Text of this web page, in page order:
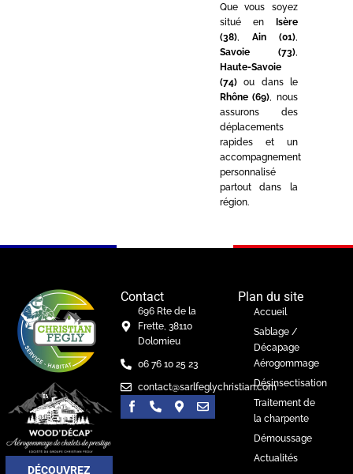
Que vous soyez
situé en Isère
(38), Ain (01)
Savoie (73)
Haute-Savoie
(74)ou dans le
Rhône (69) , nous
assurons des
déplacements
rapides et un
accompagnement
personnalisé
partout dans la
région.
DÉCOUVREZ
Contact
696 Rte de la
Frette, 38110
Dolomieu
06 76 10 25 23
contact@sarlfeglychristian.com
Plan du site
Accueil
Sablage /
Décapage
Aérogommage
Désinsectisation
Traitement de
la charpente
Démoussage
Actualités